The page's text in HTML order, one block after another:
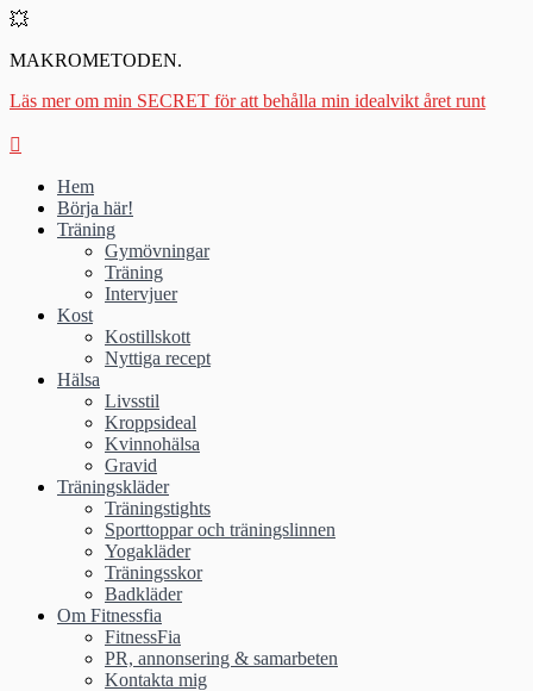
💥
MAKROMETODEN.
Läs mer om min SECRET för att behålla min idealvikt året runt
Hem
Börja här!
Träning
Gymövningar
Träning
Intervjuer
Kost
Kostillskott
Nyttiga recept
Hälsa
Livsstil
Kroppsideal
Kvinnohälsa
Gravid
Träningskläder
Träningstights
Sporttoppar och träningslinnen
Yogakläder
Träningsskor
Badkläder
Om Fitnessfia
FitnessFia
PR, annonsering & samarbeten
Kontakta mig